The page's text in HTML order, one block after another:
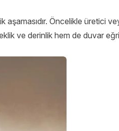
aşamasıdır. Öncelikle üretici
ve derinlik hem de duvar